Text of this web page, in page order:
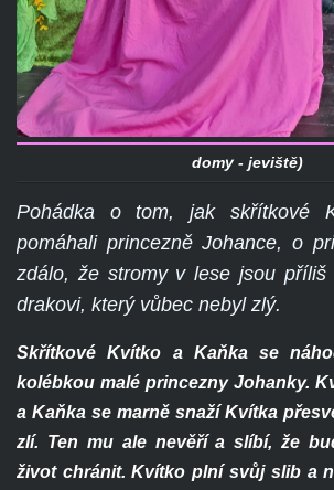
domy - jeviště)
Pohádka o tom, jak skřítkové
pomáhali princezně Johance, o
zdálo, že stromy v lese jsou
drakovi, který vůbec nebyl zlý.
Skřítkové Kvítko a Kaňka se
kolébkou malé princezny Johanky.
a Kaňka se marně snaží Kvítka
zlí. Ten mu ale nevěří a slíbí, že
život chránit. Kvítko plní svůj slib a